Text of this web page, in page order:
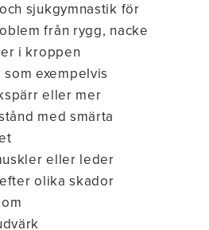
sjukgymnastik för
från rygg, nacke
i kroppen
exempelvis
eller mer
med smärta
eller leder
olika skador